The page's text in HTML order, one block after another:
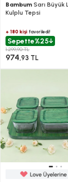
Bambum Sarı Büyük
Kulplu Tepsi
+ 180 kişi favoriledi!
Sepette%25
1.299,90 TL
974,93 TL